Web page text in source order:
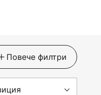
Повече филтри